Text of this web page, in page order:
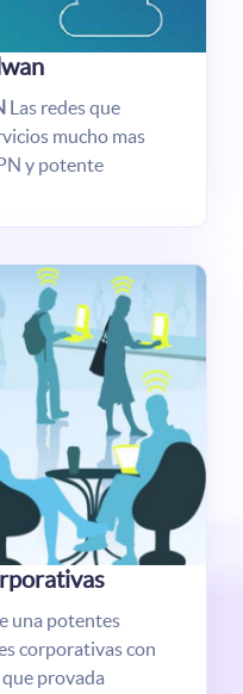
Las redes que
mucho mas
y potente
una potentes
corporativas con
provada